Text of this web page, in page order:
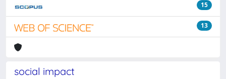
15
13
social impact